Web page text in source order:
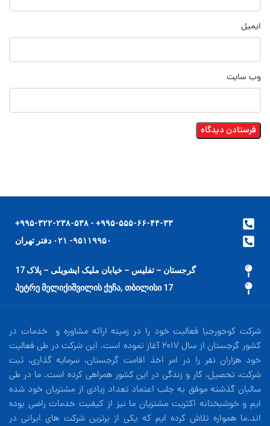
ایمیل
وب‌ سایت
۹۹۵-۵۵۵-۶۶-۴۴-۳۳+ - ۹۹۵-۳۲۲-۲۳۸-۵۳۸+
۹۵۱۱۹۹۵۰- ۰۲۱ دفتر تهران
گرجستان – تفلیس – خیابان ملیک ایشویلی – پلاک 17
17 პეტრე მელიქიშვილის ქუჩა, თბილისი
شرکت کوجورجیا فعالیت خود را در زمینه ارائه مشاوره و خدمات در
کشور گرجستان از سال 2017 آغاز نموده است. این شرکت در طی فعالیت
خود هزاران نفر را در امر اخذ اقامت گرجستان، سرمایه گذاری، ثبت
شرکت، تحصیل، کار و زندگی در این کشور همراهی کرده است. ما در طی
سالیان گذشته موفق به جلب اعتماد تعداد زیادی از مشتریان خود شده
ایم و خوشبختانه اکثریت مشتریان ما نیز از کیفیت خدمات راضی بوده
اند.ما همواره تلاش کرده ایم که یکی از برترین شرکت های ایرانی در